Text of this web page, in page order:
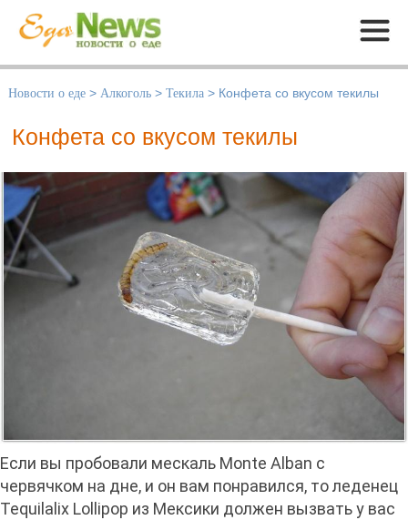
Меню
Новости о еде > Алкоголь > Текила > Конфета со вкусом текилы
Конфета со вкусом текилы
Если вы пробовали мескаль Monte Alban с
червячком на дне, и он вам понравился, то леденец
Tequilalix Lollipop из Мексики должен вызвать у вас